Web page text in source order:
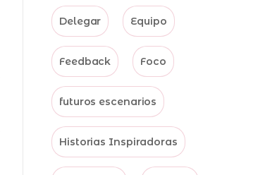
Delegar Equipo
Feedback Foco
futuros escenarios
Historias Inspiradoras